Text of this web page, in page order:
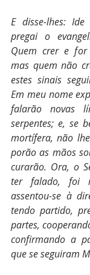
E disse-lhes:
pregai o
Quem crer e for
mas quem não
estes sinais
Em meu nome
falarão novas
serpentes; e, se
mortífera, não
porão as mãos
curarão. Ora, o
ter falado, foi
assentou-se à
tendo partido,
partes,
confirmando a
que se seguiram